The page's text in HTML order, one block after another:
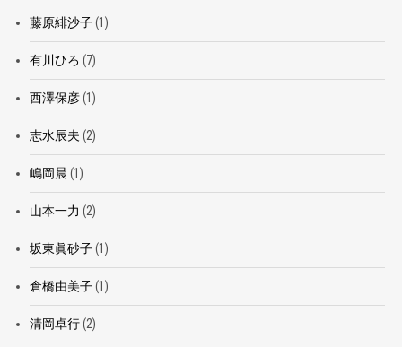
藤原緋沙子(1)
有川ひろ (7)
西澤保彦(1)
志水辰夫 (2)
嶋岡晨 (1)
山本一力 (2)
坂東眞砂子(1)
倉橋由美子(1)
清岡卓行(2)